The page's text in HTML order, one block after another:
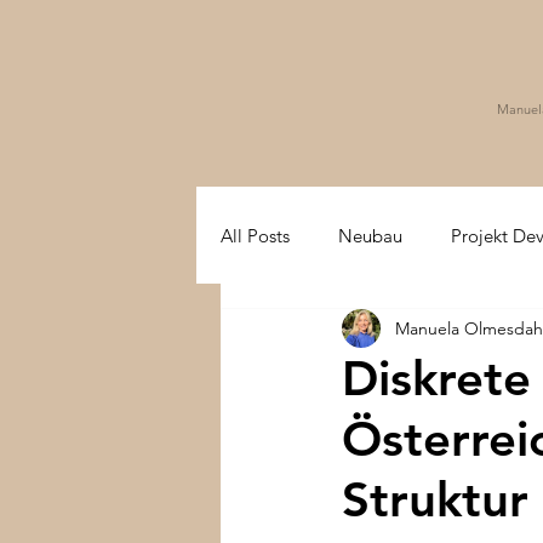
All Posts Neubau Projekt
wohnen in den Bergen 2.
Development international
Struktur
Manuela